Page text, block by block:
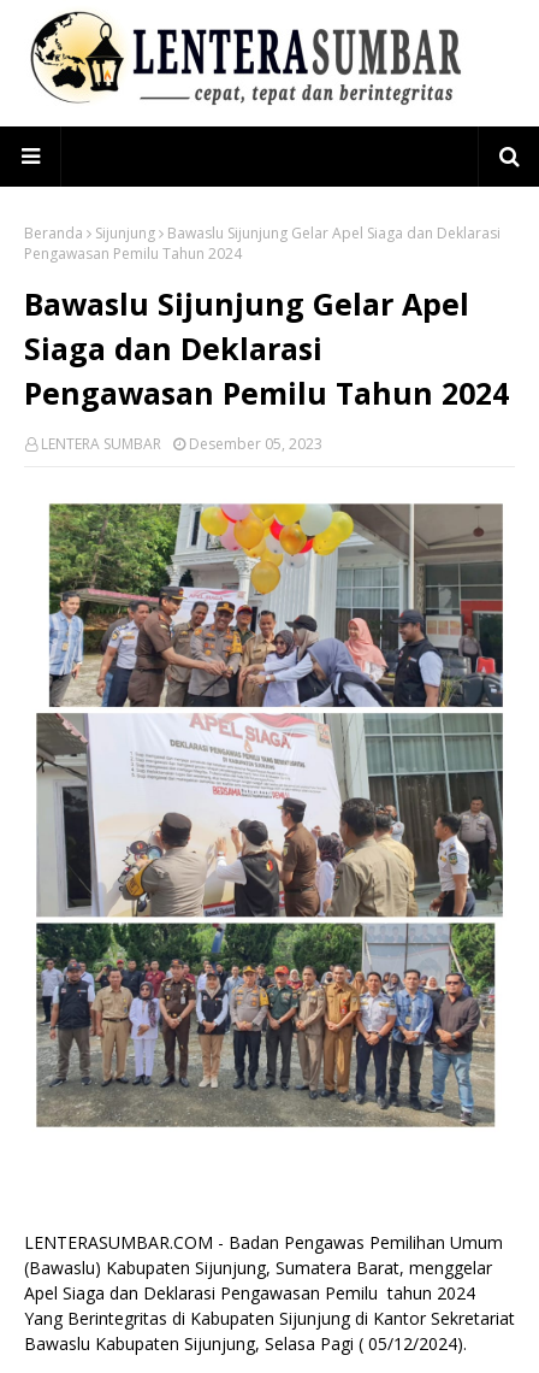
Beranda Sijunjung
Bawaslu Sijunjung Gelar Apel Siaga dan Deklarasi
Pengawasan Pemilu Tahun 2024
Bawaslu Sijunjung Gelar Apel
Siaga dan Deklarasi
Pengawasan Pemilu Tahun 2024
LENTERA SUMBAR Desember 05, 2023
LENTERASUMBAR.COM - Badan Pengawas Pemilihan Umum
(Bawaslu) Kabupaten Sijunjung, Sumatera Barat, menggelar
Apel Siaga dan Deklarasi Pengawasan Pemilu tahun 2024
Yang Berintegritas di Kabupaten Sijunjung di Kantor Sekretariat
Bawaslu Kabupaten Sijunjung, Selasa Pagi ( 05/12/2024).